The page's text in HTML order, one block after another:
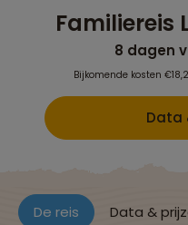
Familiereis
8 dagen
Bijkomende kosten
Data
De reis Data &